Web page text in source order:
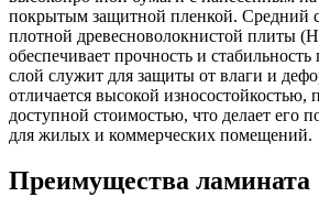
покрытым защитной пленкой. Средний
плотной древесноволокнистой плиты
обеспечивает прочность и
слой служит для защиты от влаги и
отличается высокой износостойкостью,
доступной стоимостью, что делает его
для жилых и коммерческих помещений.
Преимущества ламината